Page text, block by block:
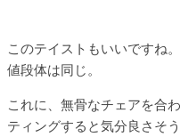
このテイストもいいですね
値段体は同じ。
これに、無骨なチェアを合
ティングすると気分良さそ